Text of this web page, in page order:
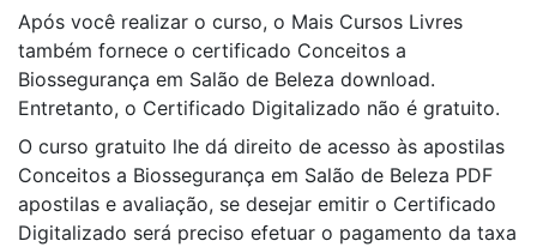
Após você realizar o curso, o Mais Cursos Livres
também fornece o certificado Conceitos a
Biossegurança em Salão de Beleza download.
Entretanto, o Certificado Digitalizado não é gratuito.
O curso gratuito lhe dá direito de acesso às apostilas
Conceitos a Biossegurança em Salão de Beleza PDF
apostilas e avaliação, se desejar emitir o Certificado
Digitalizado será preciso efetuar o pagamento da taxa